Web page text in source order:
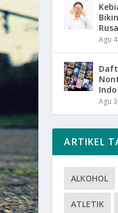
Agu
Indo
Agu
ARTIKEL
ALKOHOL
ATLETIK